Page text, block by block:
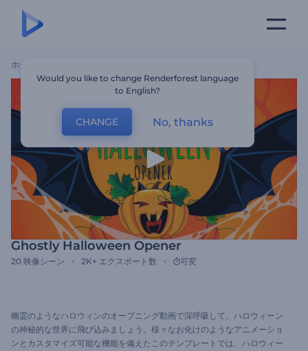
ホーム
Ghostly Halloween Opener
20 映像シーン 2K+ エクスポート数 可変
幽霊のようなハロウィンのオープニング動画で深呼吸して、ハロウィーン
の神秘的な世界に飛び込みましょう。様々なお化けのようなアニメーショ
ンとカスタマイズ可能な機能を備えたこのテンプレートでは、ハロウィー
Would you like to change Renderforest language
to English?
CHANGE No, thanks